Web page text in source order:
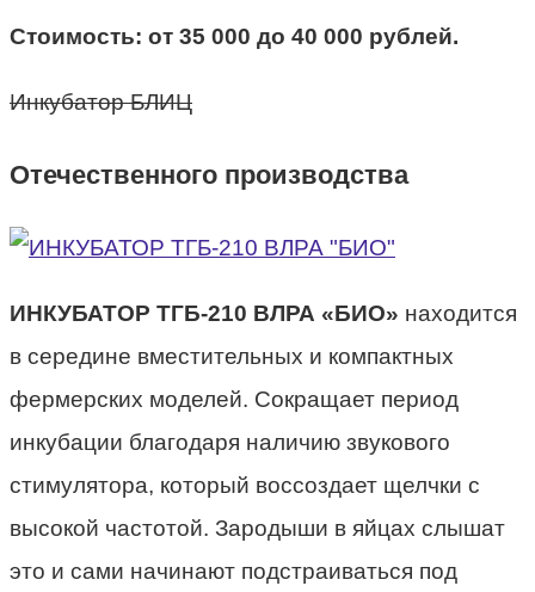
Стоимость: от 35 000 до 40 000 рублей.
Инкубатор БЛИЦ
Отечественного производства
ИНКУБАТОР ТГБ-210 ВЛРА «БИО» находится
в середине вместительных и компактных
фермерских моделей. Сокращает период
инкубации благодаря наличию звукового
стимулятора, который воссоздает щелчки с
высокой частотой. Зародыши в яйцах слышат
это и сами начинают подстраиваться под